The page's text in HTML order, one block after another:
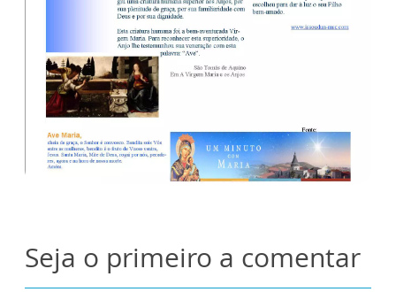
Seja o primeiro a comentar